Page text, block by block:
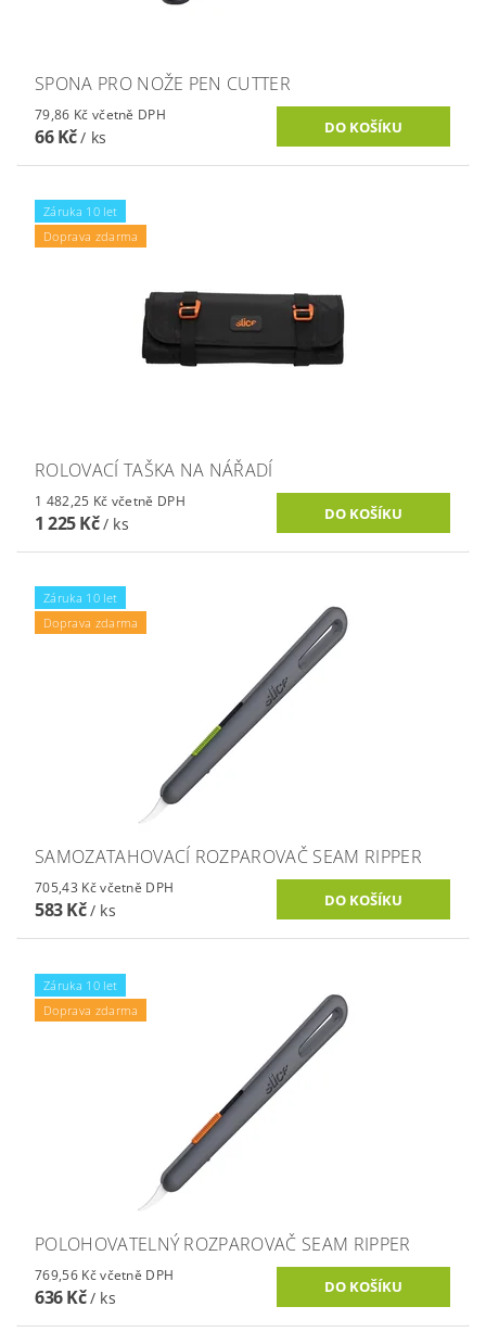
SPONA PRO NOŽE PEN CUTTER
79,86 Kč včetně DPH
66 Kč/ ks
Záruka 10 let
Doprava zdarma
ROLOVACÍ TAŠKA NA NÁŘADÍ
1 482,25 Kč včetně DPH
1 225 Kč/ ks
Záruka 10 let
Doprava zdarma
SAMOZATAHOVACÍ ROZPAROVAČ SEAM RIPPER
705,43 Kč včetně DPH
583 Kč/ ks
Záruka 10 let
Doprava zdarma
POLOHOVATELNÝ ROZPAROVAČ SEAM RIPPER
769,56 Kč včetně DPH
636 Kč/ ks